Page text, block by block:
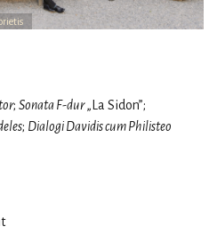
; Sonata F-dur„La Sidon”;
; Dialogi Davidis cum Philisteo